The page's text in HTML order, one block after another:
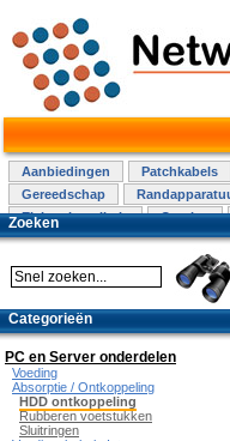
Aanbiedingen Patchkabels
Gereedschap
Elektra installatie
Overige
Zoeken
Categorieën
PC en Server onderdelen
Voeding
Absorptie / Ontkoppeling
HDD ontkoppeling
Rubberen voetstukken
Sluitringen